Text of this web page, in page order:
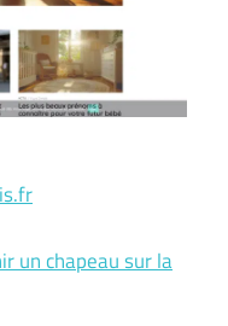
un chapeau sur la